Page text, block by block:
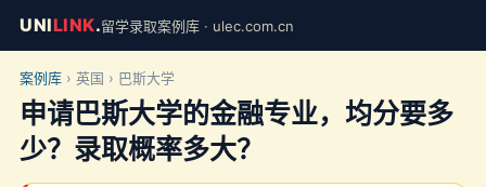
UNILINK.留学录取案例库 · ulec.com.cn
案例库 › 英国 › 巴斯大学
申请巴斯大学的金融专业，均分要多
少？录取概率多大？